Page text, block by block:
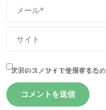
次回のコメントで使用するためブラウザーに自分の名前、メールアドレス、サイトを保存する。